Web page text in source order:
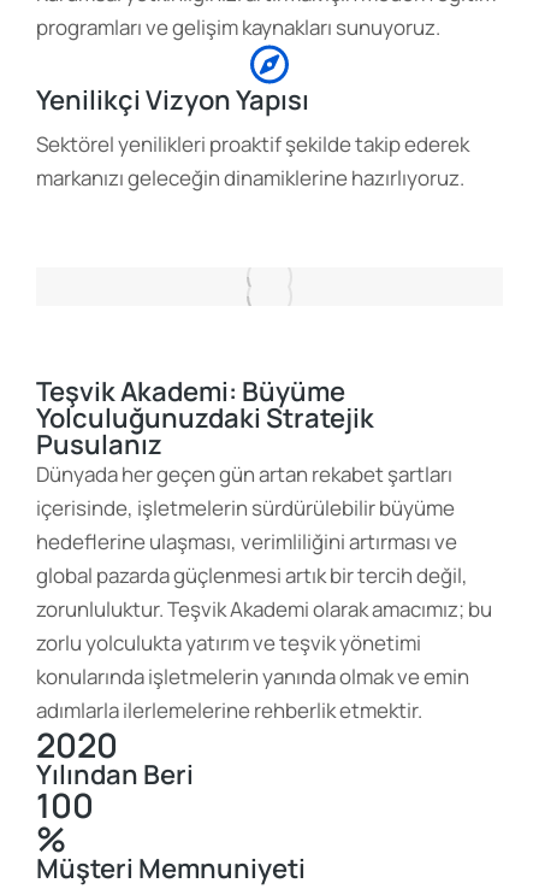
programları ve gelişim kaynakları sunuyoruz.
Yenilikçi Vizyon Yapısı
Sektörel yenilikleri proaktif şekilde takip ederek
markanızı geleceğin dinamiklerine hazırlıyoruz.
Teşvik Akademi: Büyüme
Yolculuğunuzdaki Stratejik
Pusulanız
Dünyada her geçen gün artan rekabet şartları
içerisinde, işletmelerin sürdürülebilir büyüme
hedeflerine ulaşması, verimliliğini artırması ve
global pazarda güçlenmesi artık bir tercih değil,
zorunluluktur. Teşvik Akademi olarak amacımız; bu
zorlu yolculukta yatırım ve teşvik yönetimi
konularında işletmelerin yanında olmak ve emin
adımlarla ilerlemelerine rehberlik etmektir.
2020
Yılından Beri
100
%
Müşteri Memnuniyeti